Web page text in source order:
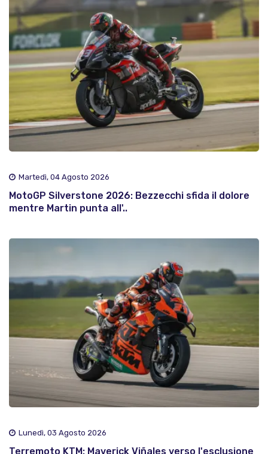
Martedì, 04 Agosto 2026
MotoGP Silverstone 2026: Bezzecchi sfida il dolore
mentre Martin punta all'..
Lunedì, 03 Agosto 2026
Terremoto KTM: Maverick Viñales verso l'esclusione